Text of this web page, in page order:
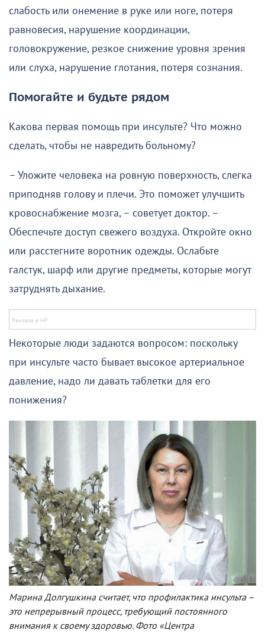
слабость или онемение в руке или ноге, потеря
равновесия, нарушение координации,
головокружение, резкое снижение уровня зрения
или слуха, нарушение глотания, потеря сознания.
Помогайте и будьте рядом
Какова первая помощь при инсульте? Что можно
сделать, чтобы не навредить больному?
– Уложите человека на ровную поверхность, слегка
приподняв голову и плечи. Это поможет улучшить
кровоснабжение мозга, – советует доктор. –
Обеспечьте доступ свежего воздуха. Откройте окно
или расстегните воротник одежды. Ослабьте
галстук, шарф или другие предметы, которые могут
затруднять дыхание.
Некоторые люди задаются вопросом: поскольку
при инсульте часто бывает высокое артериальное
давление, надо ли давать таблетки для его
понижения?
Марина Долгушкина считает, что профилактика инсульта –
это непрерывный процесс, требующий постоянного
внимания к своему здоровью. Фото «Центра